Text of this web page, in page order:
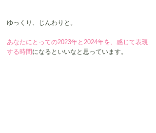
ゆっくり、じんわりと。
あなたにとっての2023年と2024年を、感じて表現
する時間 になるといいなと思っています。